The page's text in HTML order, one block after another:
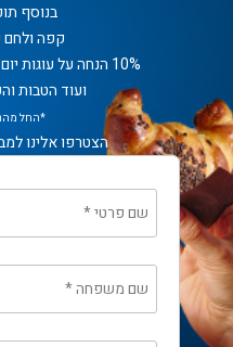
בנוסף
קפה ולחם
10% הנחה על עוגות יום הולדת בשבוע יום ההולדת.
ועוד הטבות
*החל
הצטרפו אלינו
שם פרטי*
שם משפחה*